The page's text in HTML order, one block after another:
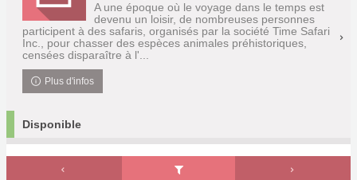
A une époque où le voyage dans le temps est
devenu un loisir, de nombreuses personnes
participent à des safaris, organisés par la société Time Safari
Inc., pour chasser des espèces animales préhistoriques,
censées disparaître à l'...
Plus d'infos
Disponible